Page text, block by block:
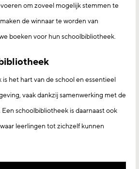
om zoveel mogelijk stemmen te
de winnaar te worden van
boeken voor hun schoolbibliotheek.
het hart van de school en essentieel
vaak dankzij samenwerking met de
schoolbibliotheek is daarnaast ook
leerlingen tot zichzelf kunnen